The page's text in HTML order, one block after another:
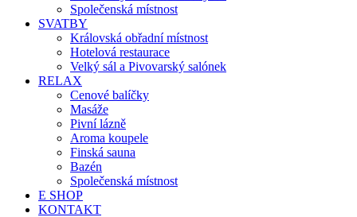
Společenská místnost
SVATBY
Královská obřadní místnost
Hotelová restaurace
Velký sál a Pivovarský salónek
RELAX
Cenové balíčky
Masáže
Pivní lázně
Aroma koupele
Finská sauna
Bazén
Společenská místnost
E SHOP
KONTAKT